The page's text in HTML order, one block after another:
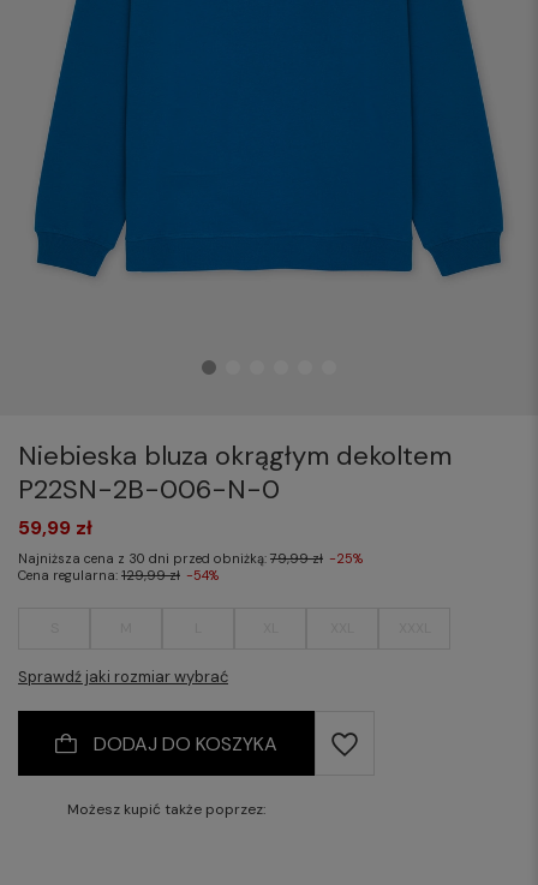
Niebieska bluza okrągłym dekoltem
P22SN-2B-006-N-0
Sprawdź jaki rozmiar wybrać
59,99 zł
Najniższa cena z 30 dni przed obniżką: 79,99 zł -25%
Cena regularna: 129,99 zł -54%
DODAJ DO KOSZYKA
Możesz kupić także poprzez: